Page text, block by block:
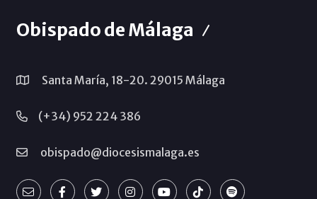
Obispado de Málaga
Santa María, 18-20. 29015 Málaga
(+34) 952 224 386
obispado@diocesismalaga.es